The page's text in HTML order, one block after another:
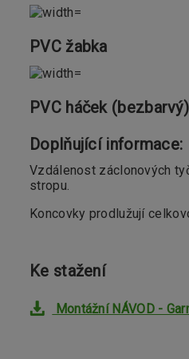
PVC žabka
PVC háček (bezbarvý)
Doplňující informace:
Vzdálenost záclonových
stropu.
Koncovky prodlužují
Ke stažení
Montážní NÁVOD -